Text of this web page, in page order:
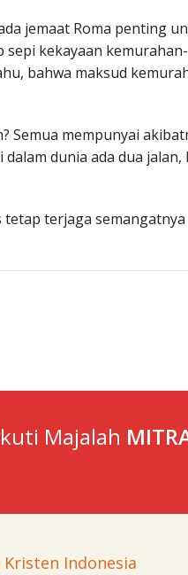
jemaat Roma penting
kekayaan
bahwa maksud
Semua mempunyai
dunia ada dua jalan,
tetap terjaga
Majalah
Kristen Indonesia